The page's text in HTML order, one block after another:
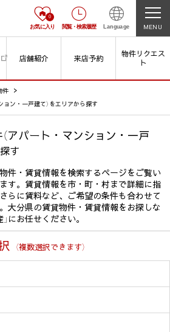
0
お気に入り 閲覧・ 検索履歴 Language MENU
店舗紹介 来店予約
物件リクエス
ト
件
ン・一戸建て）をエリアから探す
アパート・マンション・一戸
す
件・賃貸情報を検索するページをご覧い
す。賃貸情報を市・町・村まで詳細に指
らに賃料など、ご希望の条件も合わせて
大分県の賃貸物件・賃貸情報をお探しな
にお任せください。
（複数選択できます）